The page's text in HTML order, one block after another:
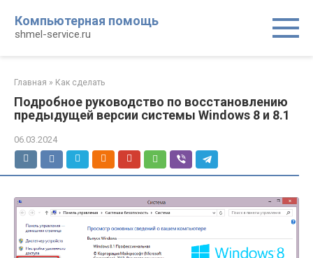
контенту
Компьютерная помощь
shmel-service.ru
Главная » Как сделать
Подробное руководство по восстановлению
предыдущей версии системы Windows 8 и 8.1
06.03.2024